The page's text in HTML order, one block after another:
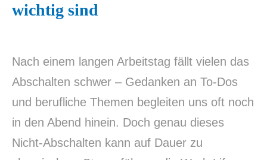
wichtig sind
Nach einem langen Arbeitstag fällt vielen das
Abschalten schwer – Gedanken an To-Dos
und berufliche Themen begleiten uns oft noch
in den Abend hinein. Doch genau dieses
Nicht-Abschalten kann auf Dauer zu